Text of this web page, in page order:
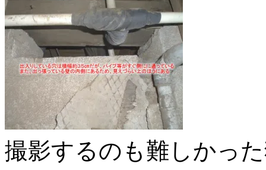
撮影するのも難しかっ